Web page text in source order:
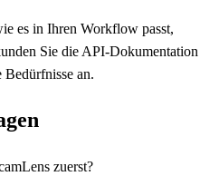
es in Ihren Workflow passt,
Sie die API-Dokumentation
an.
zuerst?